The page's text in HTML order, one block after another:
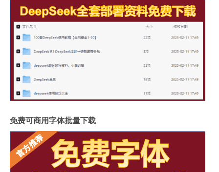
免费可商用字体批量下载